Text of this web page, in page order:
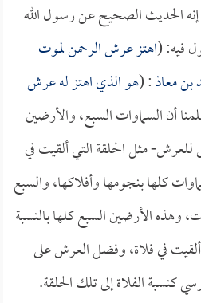
الحديث الصحيح عن رسول الله
فيه: (اهتز عرش الرحمن لموت
معاذ: (هو الذي اهتز له عرش
أن السماوات السبع، والأرضين
مثل الحلقة التي ألقيت في
كلها بنجومها وأفلاكها، والسبع
وهذه الأرضين السبع كلها بالنسبة
في فلاة، وفضل العرش على
كنسبة الفلاة إلى تلك الحلقة.